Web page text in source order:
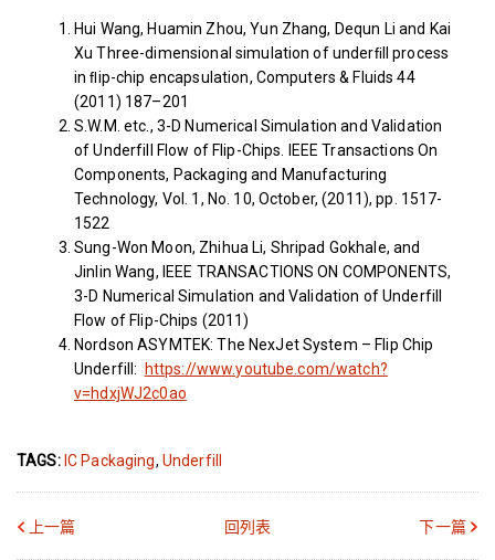
Hui Wang, Huamin Zhou, Yun Zhang, Dequn Li and Kai
Xu Three-dimensional simulation of underﬁll process
in ﬂip-chip encapsulation, Computers & Fluids 44
(2011) 187–201
S.W.M. etc., 3-D Numerical Simulation and Validation
of Underfill Flow of Flip-Chips. IEEE Transactions On
Components, Packaging and Manufacturing
Technology, Vol. 1, No. 10, October, (2011), pp. 1517-
1522
Sung-Won Moon, Zhihua Li, Shripad Gokhale, and
Jinlin Wang, IEEE TRANSACTIONS ON COMPONENTS,
3-D Numerical Simulation and Validation of Underfill
Flow of Flip-Chips (2011)
Nordson ASYMTEK: The NexJet System – Flip Chip
Underfill:
https://www.youtube.com/watch?
v=hdxjWJ2c0ao
TAGS: IC Packaging, Underfill
上一篇 回列表 下一篇